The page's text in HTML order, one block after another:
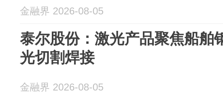
金融界 2026-08-05
泰尔股份：激光产品聚焦船舶
光切割焊接
金融界 2026-08-05